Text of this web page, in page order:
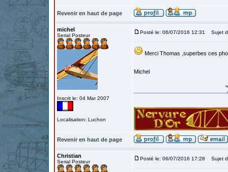
Revenir en haut de page
michel
Serial Posteur
Inscrit le: 04 Mar 2007
Localisation: Luchon
Posté le: 06/07/2016 12:31 Sujet
Merci Thomas ,superbes ces
Michel
Revenir en haut de page
Christian
Serial Posteur
Posté le: 06/07/2016 17:28 Sujet